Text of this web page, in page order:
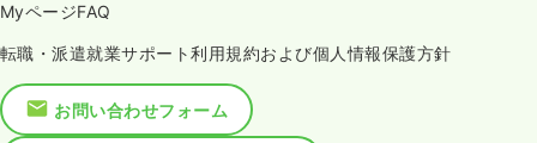
時給1,300円以上可
気になる 詳細を見る
MyページFAQ
転職・派遣就業サポート利用規約および個人情報保護方針
お問い合わせフォーム